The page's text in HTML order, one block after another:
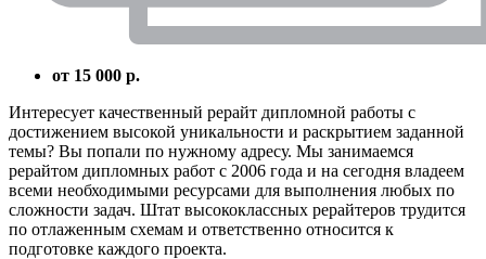
от 15 000 р.
Интересует качественный рерайт дипломной работы с
достижением высокой уникальности и раскрытием заданной
темы? Вы попали по нужному адресу. Мы занимаемся
рерайтом дипломных работ с 2006 года и на сегодня владеем
всеми необходимыми ресурсами для выполнения любых по
сложности задач. Штат высококлассных рерайтеров трудится
по отлаженным схемам и ответственно относится к
подготовке каждого проекта.